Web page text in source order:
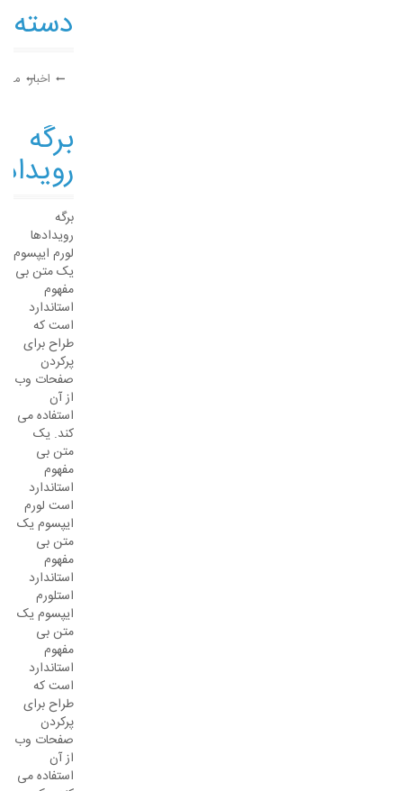
اخبار
برگه
برگه
رویدادها
لورم ایپسوم
یک متن بی
مفهوم
استاندارد
است که
طراح برای
پرکردن
صفحات وب
از آن
استفاده می
کند. یک
متن بی
مفهوم
استاندارد
است لورم
ایپسوم یک
متن بی
مفهوم
استاندارد
استلورم
ایپسوم یک
متن بی
مفهوم
استاندارد
است که
طراح برای
پرکردن
صفحات وب
از آن
استفاده می